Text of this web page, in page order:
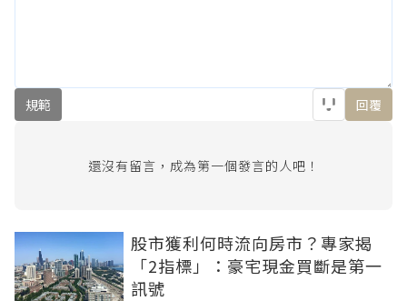
規範 回覆
還沒有留言，成為第一個發言的人吧！
股市獲利何時流向房市？專家揭
「2指標」：豪宅現金買斷是第一
訊號